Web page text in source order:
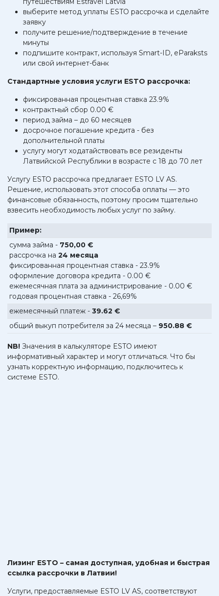
выберите метод уплаты ESTO рассрочка и сделайте
заявку
получите решение/подтверждение в течение
минуты
подпишите контракт, используя Smart-ID, eParaksts
или свой интернет-банк
Стандартные условия услуги ESTO рассрочка:
фиксированная процентная ставка 23.9%
контрактный сбор 0.00 €
период займа – до 60 месяцев
досрочное погашение кредита - без
дополнительной платы
услугу могут ходатайствовать все резиденты
Латвийской Республики в возрасте с 18 до 70 лет
Услугу ESTO рассрочка предлагает ESTO LV AS.
Решение, использовать этот способа оплаты — это
финансовые обязанность, поэтому просим тщательно
взвесить необходимость любых услуг по займу.
Пример:
сумма займа - 750,00 €
рассрочка на 24 месяца
фиксированная процентная ставка - 23.9%
оформление договора кредита - 0.00 €
ежемесячная плата за администрирование - 0.00 €
годовая процентная ставка - 26,69%
ежемесячный платеж - 39.62 €
общий выкуп потребителя за 24 месяца – 950.88 €
NB! Значения в калькуляторе ESTO имеют
информативный характер и могут отличаться. Что бы
узнать корректную информацию, подключитесь к
системе ESTO.
Лизинг ESTO – самая доступная, удобная и быстрая
ссылка рассрочки в Латвии!
Услуги, предоставляемые ESTO LV AS, соответствуют